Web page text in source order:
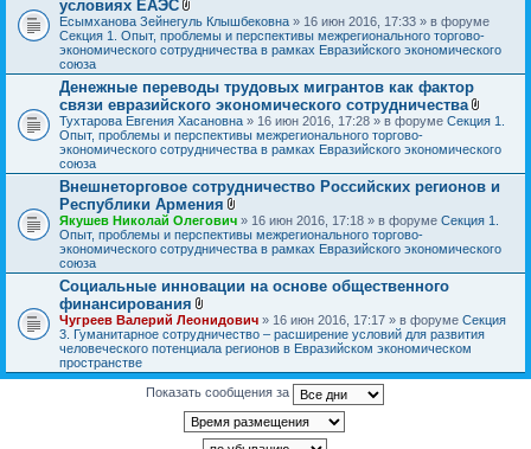
я
условиях ЕАЭС
В
л
о
ж
е
н
и
я
Есымханова Зейнегуль Клышбековна » 16 июн 2016, 17:33 » в форуме
Секция 1. Опыт, проблемы и перспективы межрегионального торгово-
экономического сотрудничества в рамках Евразийского экономического
союза
Денежные переводы трудовых мигрантов как фактор
связи евразийского экономического сотрудничества
В
о
е
н
я
Тухтарова Евгения Хасановна » 16 июн 2016, 17:28 » в форуме Секция 1.
Опыт, проблемы и перспективы межрегионального торгово-
экономического сотрудничества в рамках Евразийского экономического
союза
Внешнеторговое сотрудничество Российских регионов и
Республики Армения
В
л
о
е
н
я
Якушев Николай Олегович » 16 июн 2016, 17:18 » в форуме Секция 1.
Опыт, проблемы и перспективы межрегионального торгово-
экономического сотрудничества в рамках Евразийского экономического
союза
Социальные инновации на основе общественного
финансирования
В
л
о
е
н
и
я
Чугреев Валерий Леонидович » 16 июн 2016, 17:17 » в форуме Секция
3. Гуманитарное сотрудничество – расширение условий для развития
человеческого потенциала регионов в Евразийском экономическом
пространстве
Показать сообщения за